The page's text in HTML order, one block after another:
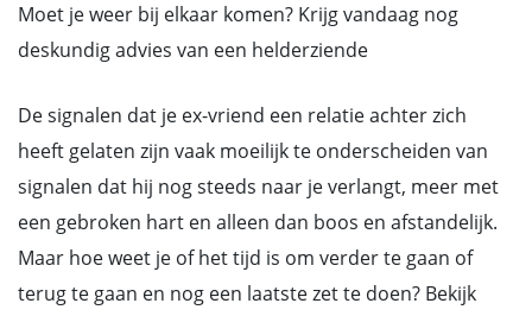
Moet je weer bij elkaar komen? Krijg vandaag nog
deskundig advies van een helderziende
De signalen dat je ex-vriend een relatie achter zich
heeft gelaten zijn vaak moeilijk te onderscheiden van
signalen dat hij nog steeds naar je verlangt, meer met
een gebroken hart en alleen dan boos en afstandelijk.
Maar hoe weet je of het tijd is om verder te gaan of
terug te gaan en nog een laatste zet te doen? Bekijk